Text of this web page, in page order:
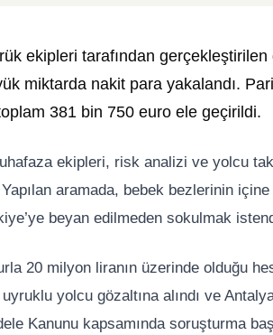
ekipleri tarafından
miktarda nakit para yakalandı.
381 bin 750 euro ele geçirildi.
ekipleri, risk analizi ve yolcu
aramada, bebek bezlerinin
beyan edilmeden sokulmak
20 milyon liranın üzerinde olduğu
yolcu gözaltına alındı ve
Kanunu kapsamında soruşturma